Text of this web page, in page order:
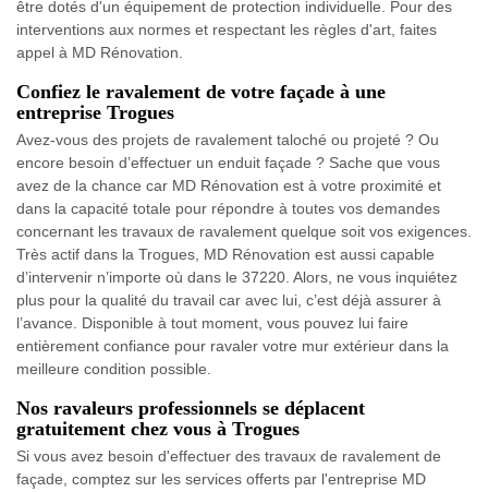
être dotés d'un équipement de protection individuelle. Pour des
interventions aux normes et respectant les règles d'art, faites
appel à MD Rénovation.
Confiez le ravalement de votre façade à une
entreprise Trogues
Avez-vous des projets de ravalement taloché ou projeté ? Ou
encore besoin d’effectuer un enduit façade ? Sache que vous
avez de la chance car MD Rénovation est à votre proximité et
dans la capacité totale pour répondre à toutes vos demandes
concernant les travaux de ravalement quelque soit vos exigences.
Très actif dans la Trogues, MD Rénovation est aussi capable
d’intervenir n’importe où dans le 37220. Alors, ne vous inquiétez
plus pour la qualité du travail car avec lui, c’est déjà assurer à
l’avance. Disponible à tout moment, vous pouvez lui faire
entièrement confiance pour ravaler votre mur extérieur dans la
meilleure condition possible.
Nos ravaleurs professionnels se déplacent
gratuitement chez vous à Trogues
Si vous avez besoin d'effectuer des travaux de ravalement de
façade, comptez sur les services offerts par l'entreprise MD